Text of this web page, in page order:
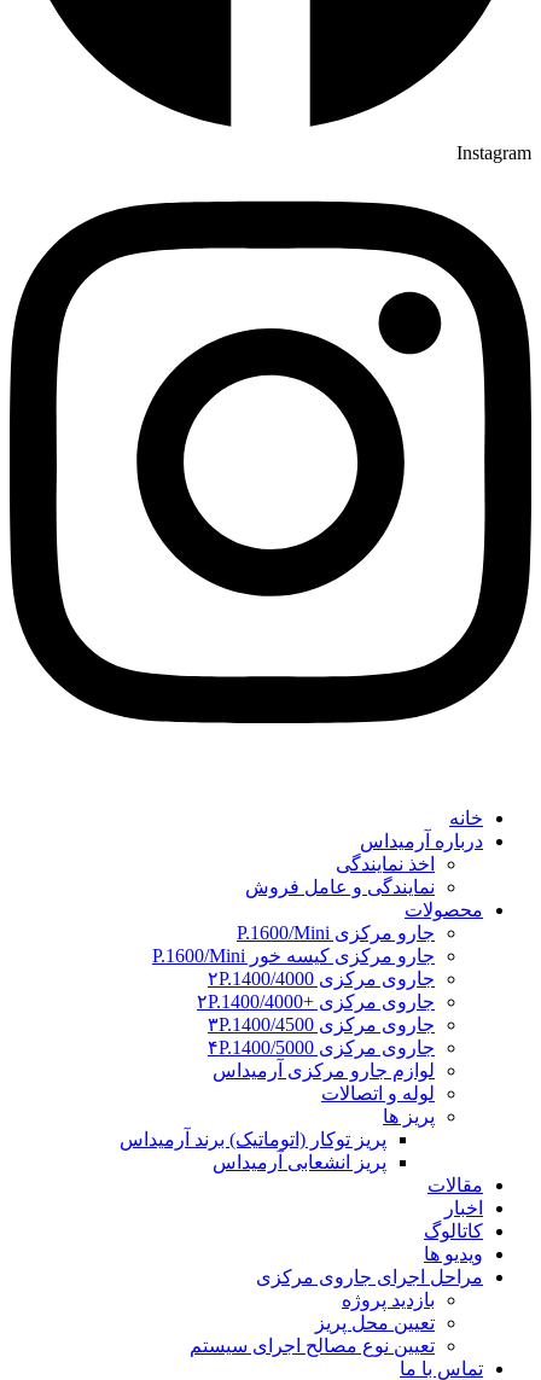
Instagram
خانه
درباره آرمیداس
اخذ نمایندگی
نمایندگی و عامل فروش
محصولات
جارو مرکزی P.1600/Mini
جارو مرکزی کیسه خور P.1600/Mini
جاروی مرکزی ۲P.1400/4000
جاروی مرکزی +۲P.1400/4000
جاروی مرکزی ۳P.1400/4500
جاروی مرکزی ۴P.1400/5000
لوازم جارو مرکزی آرمیداس
لوله و اتصالات
پریز ها
پریز توکار (اتوماتیک) برند آرمیداس
پریز انشعابی آرمیداس
مقالات
اخبار
کاتالوگ
ویدیو ها
مراحل اجرای جاروی مرکزی
بازدید پروژه
تعیین محل پریز
تعیین نوع مصالح اجرای سیستم
تماس با ما